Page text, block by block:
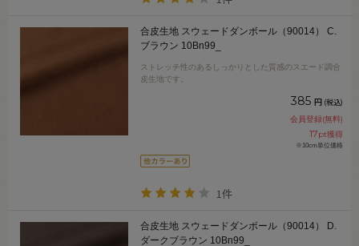
合皮生地 スウェードダンボール（90014） C.
ブラウン 10Bn99_
ストレッチ性のあるしっかりとした質感のスエード調合
皮生地です。
385 円 (税込)
会員登録(無料)
17pt獲得
※10cm単位価格
1件
合皮生地 スウェードダンボール（90014） D.
ダークブラウン 10Bn99_